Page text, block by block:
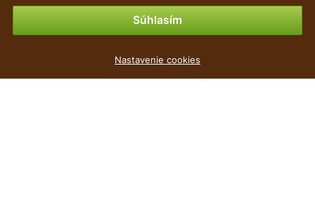
Súhlasím
Nastavenie cookies